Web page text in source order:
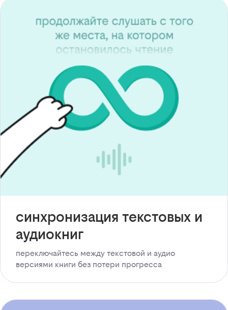
синхронизация текстовых и
аудиокниг
переключайтесь между текстовой и аудио
версиями книги без потери прогресса